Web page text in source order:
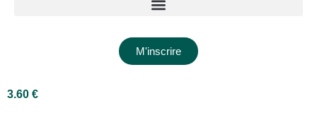
M'inscrire
3.60 €